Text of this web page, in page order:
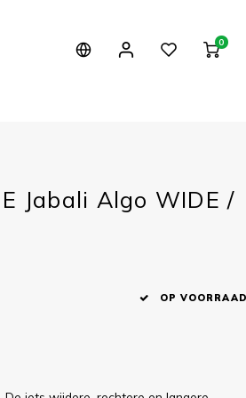
0
Jabali Algo WIDE /
OP